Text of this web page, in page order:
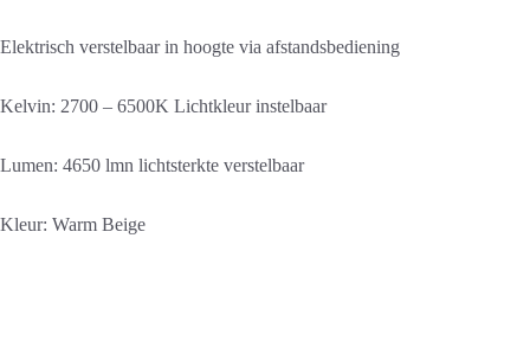
Elektrisch verstelbaar in hoogte via afstandsbediening
Kelvin: 2700 – 6500K Lichtkleur instelbaar
Lumen: 4650 lmn lichtsterkte verstelbaar
Kleur: Warm Beige